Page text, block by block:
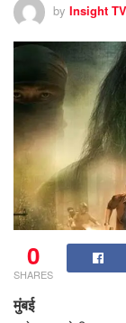
by Insight
0
SHARES
मुंबई